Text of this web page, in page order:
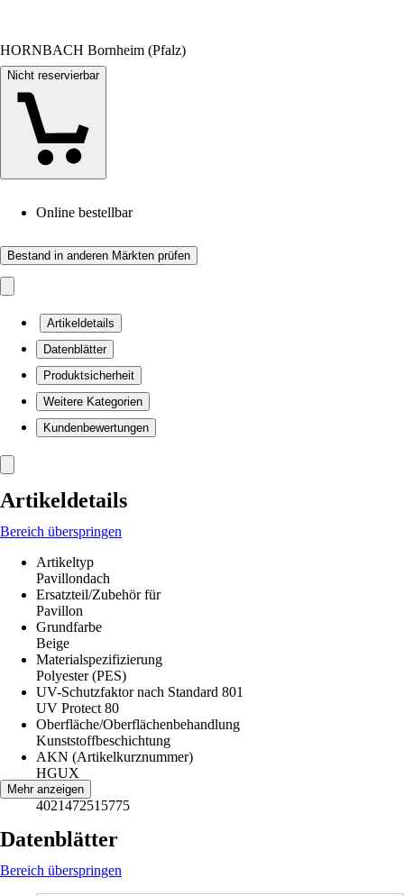
HORNBACH Bornheim (Pfalz)
Nicht reservierbar
Online bestellbar
Bestand in anderen Märkten prüfen
Artikeldetails
Datenblätter
Produktsicherheit
Weitere Kategorien
Kundenbewertungen
Artikeldetails
Bereich überspringen
Artikeltyp
Pavillondach
Ersatzteil/Zubehör für
Pavillon
Grundfarbe
Beige
Materialspezifizierung
Polyester (PES)
UV-Schutzfaktor nach Standard 801
UV Protect 80
Oberfläche/Oberflächenbehandlung
Kunststoffbeschichtung
AKN (Artikelkurznummer)
HGUX
EAN
4021472515775
Mehr anzeigen
Datenblätter
Bereich überspringen